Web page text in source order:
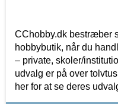
CChobby.dk bestræber
hobbybutik, når du
– private, skoler/
udvalg er på over
her for at se deres